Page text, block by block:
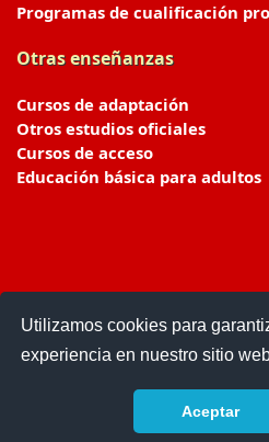
Utilizamos cookies para
experiencia en nuestro sitio
Aceptar
Programas de cualificación
Otras enseñanzas
Cursos de adaptación
Otros estudios oficiales
Cursos de acceso
Educación básica para adultos